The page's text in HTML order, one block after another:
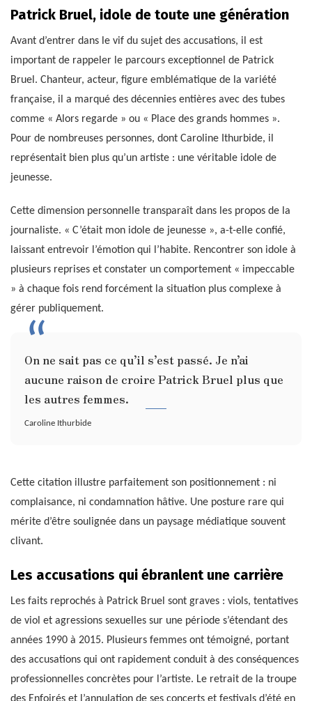
Patrick Bruel, idole de toute une génération
Avant d’entrer dans le vif du sujet des accusations, il est
important de rappeler le parcours exceptionnel de Patrick
Bruel. Chanteur, acteur, figure emblématique de la variété
française, il a marqué des décennies entières avec des tubes
comme « Alors regarde » ou « Place des grands hommes ».
Pour de nombreuses personnes, dont Caroline Ithurbide, il
représentait bien plus qu’un artiste : une véritable idole de
jeunesse.
Cette dimension personnelle transparaît dans les propos de la
journaliste. « C’était mon idole de jeunesse », a-t-elle confié,
laissant entrevoir l’émotion qui l’habite. Rencontrer son idole à
plusieurs reprises et constater un comportement « impeccable
» à chaque fois rend forcément la situation plus complexe à
gérer publiquement.
On ne sait pas ce qu’il s’est passé. Je n’ai
aucune raison de croire Patrick Bruel plus que
les autres femmes.
Caroline Ithurbide
Cette citation illustre parfaitement son positionnement : ni
complaisance, ni condamnation hâtive. Une posture rare qui
mérite d’être soulignée dans un paysage médiatique souvent
clivant.
Les accusations qui ébranlent une carrière
Les faits reprochés à Patrick Bruel sont graves : viols, tentatives
de viol et agressions sexuelles sur une période s’étendant des
années 1990 à 2015. Plusieurs femmes ont témoigné, portant
des accusations qui ont rapidement conduit à des conséquences
professionnelles concrètes pour l’artiste. Le retrait de la troupe